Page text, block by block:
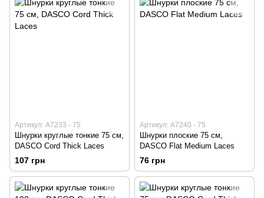
Артикул: А7233 - 75
Шнурки круглые тонкие 75 см,
DASCO Cord Thick Laces
107 грн
Артикул: А7240 - 75
Шнурки плоские 75 см,
DASCO Flat Medium Laces
76 грн